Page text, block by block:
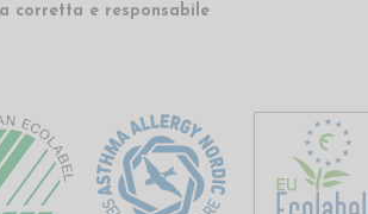
corretta e responsabile